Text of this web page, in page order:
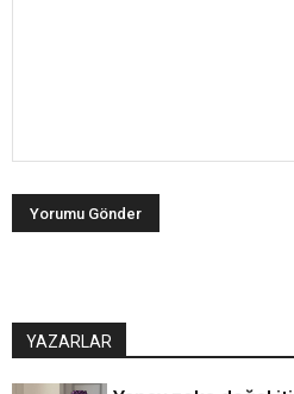
YAZARLAR